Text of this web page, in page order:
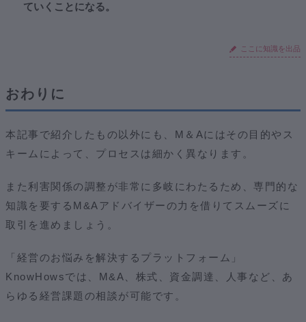
ていくことになる。
ここに知識を出品
おわりに
本記事で紹介したもの以外にも、M＆Aにはその目的やス
キームによって、プロセスは細かく異なります。
また利害関係の調整が非常に多岐にわたるため、専門的な
知識を要するM&Aアドバイザーの力を借りてスムーズに
取引を進めましょう。
「経営のお悩みを解決するプラットフォーム」
KnowHowsでは、M&A、株式、資金調達、人事など、あ
らゆる経営課題の相談が可能です。